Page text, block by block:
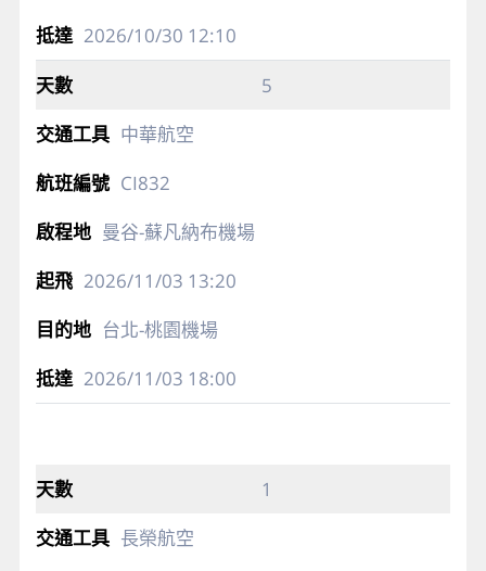
2026/10/30 12:10
5
中華航空
CI832
曼谷-蘇凡納布機場
2026/11/03 13:20
台北-桃園機場
2026/11/03 18:00
1
長榮航空